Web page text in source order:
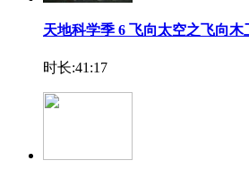
天地科学季 6 飞向太空之飞向木
时长:41:17